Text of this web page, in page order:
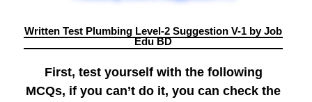
Written Test Plumbing Level-2 Suggestion V-1 by Job
Edu BD
First, test yourself with the following
MCQs, if you can’t do it, you can check the